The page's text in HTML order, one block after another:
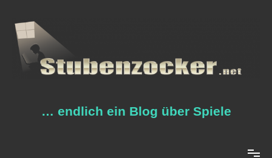
Inhalt
springen
… endlich ein Blog über Spiele